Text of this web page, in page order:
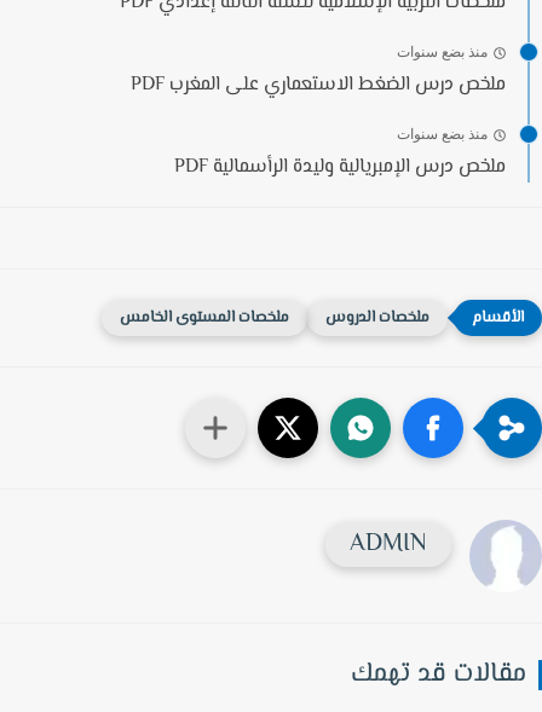
منذ بضع سنوات
ملخص درس الضغط الاستعماري على المغرب PDF
منذ بضع سنوات
ملخص درس الإمبريالية وليدة الرأسمالية PDF
ملخصات الدروس ملخصات المستوى الخامس
ADMIN
قد تهمك